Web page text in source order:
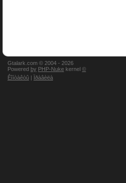
Gtalark.com © 2004 - 2026
Powered by PHP-Nuke kernel ©
Êîíòàêòû | Ïðàâèëà